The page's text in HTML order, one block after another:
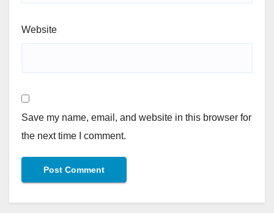
Website
Save my name, email, and website in this browser for
the next time I comment.